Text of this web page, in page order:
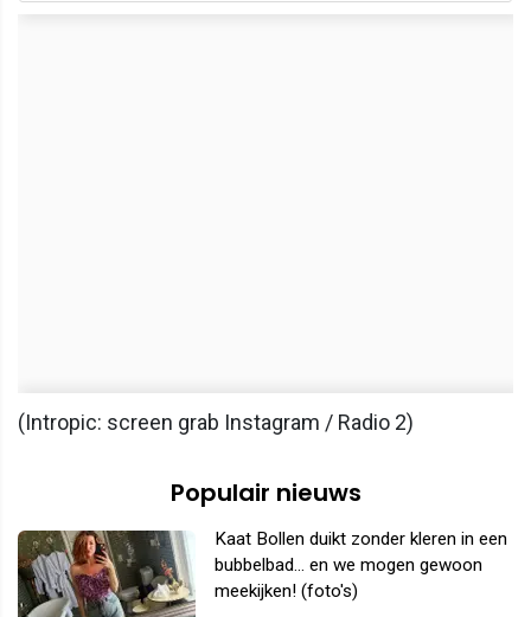
(Intropic: screen grab Instagram / Radio 2)
Populair nieuws
Kaat Bollen duikt zonder kleren in een
bubbelbad... en we mogen gewoon
meekijken! (foto's)